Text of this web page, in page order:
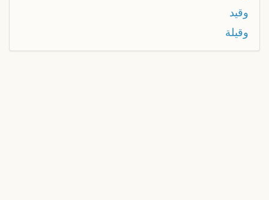
وقيد
وقيلة